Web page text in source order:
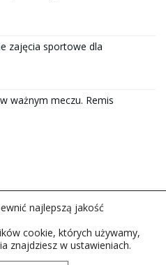
zajęcia sportowe dla
ważnym meczu. Remis
Rzeszów S.A. w likwidacj.
najlepszą jakość
cookie, których używamy,
znajdziesz w ustawieniach.